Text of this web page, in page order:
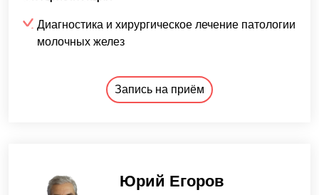
Диагностика и хирургическое лечение патологии
молочных желез
Запись на приём
Юрий Егоров